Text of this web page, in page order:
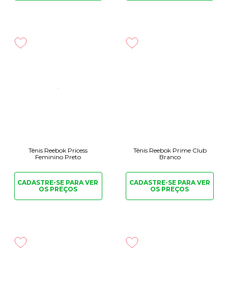
Tênis Reebok Pricess
Feminino Preto
CADASTRE-SE PARAVER
OS PREÇOS
Tênis Reebok Prime Club
Branco
CADASTRE-SE PARAVER
OS PREÇOS